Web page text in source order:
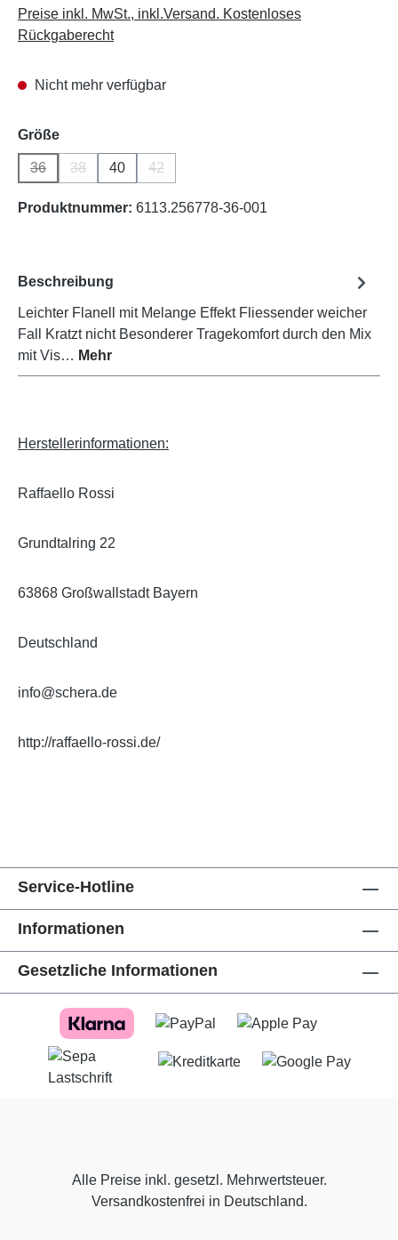
Preise inkl. MwSt., inkl.Versand. Kostenloses
Rückgaberecht
Nicht mehr verfügbar
Größeauswählen
36
(Diese Option ist zurzeit nicht verfügbar.)
38 40 42
Produktnummer: 6113.256778-36-001
Beschreibung
Leichter Flanell mit Melange Effekt Fliessender weicher
Fall Kratzt nicht Besonderer Tragekomfort durch den Mix
mit Vis… Mehr
Herstellerinformationen:
Raffaello Rossi
Grundtalring 22
63868 Großwallstadt Bayern
Deutschland
info@schera.de
http://raffaello-rossi.de/
Service-Hotline
Informationen
Gesetzliche Informationen
Alle Preise inkl. gesetzl. Mehrwertsteuer.
Versandkostenfrei in Deutschland.